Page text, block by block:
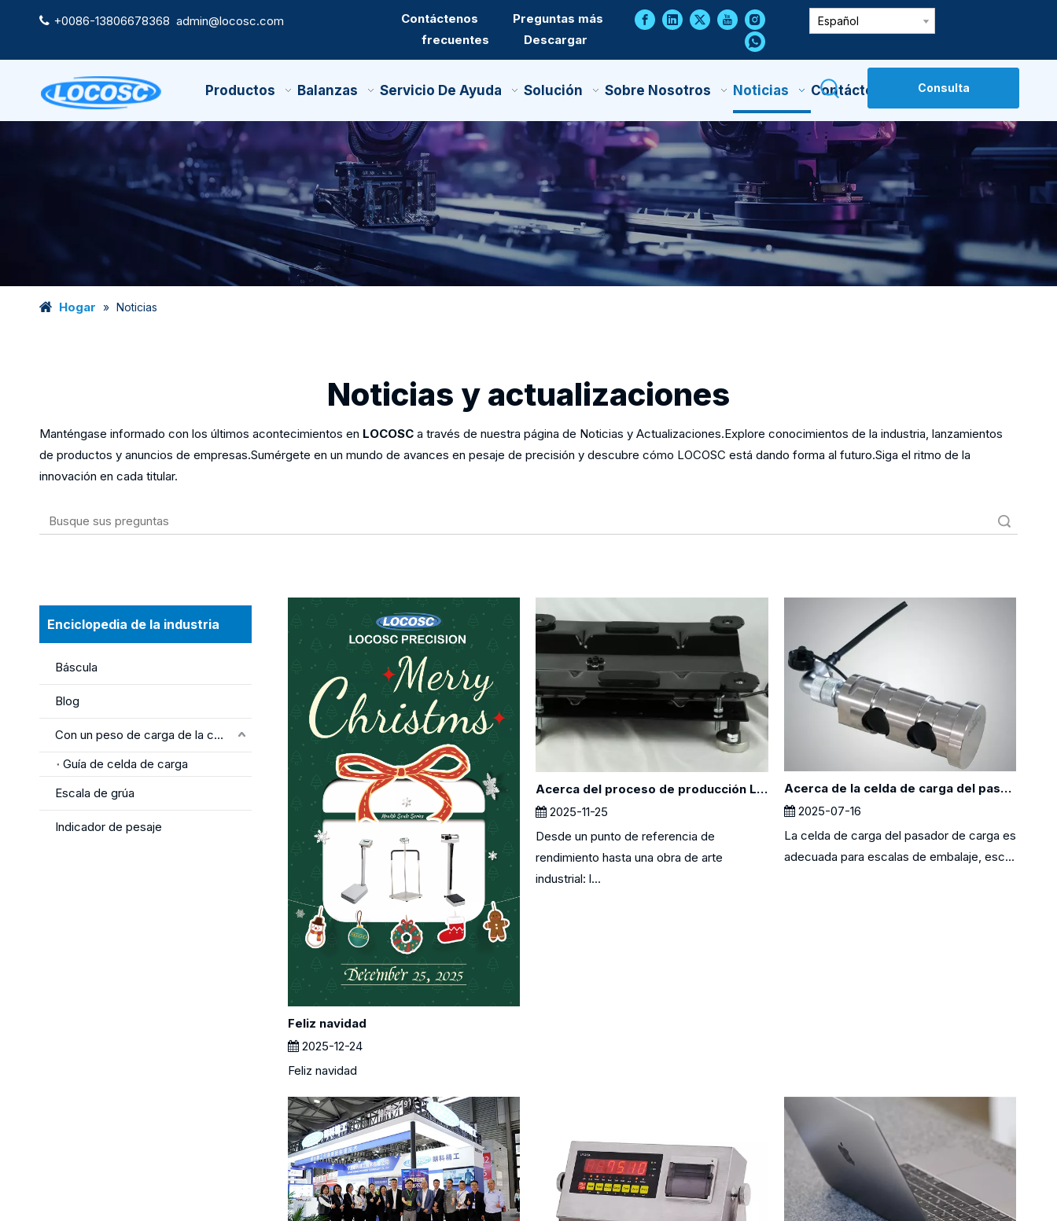
 +0086-13806678368 admin@locosc.com Contáctenos
Preguntas más
frecuentes
Descargar
Español
Productos Balanzas Servicio De Ayuda Solución Sobre Nosotros Noticias Contáctenos Consulta
Hogar » Noticias
Noticias y actualizaciones
Manténgase informado con los últimos acontecimientos en LOCOSC a través de nuestra página de Noticias y Actualizaciones.Explore conocimientos de la industria, lanzamientos
de productos y anuncios de empresas.Sumérgete en un mundo de avances en pesaje de precisión y descubre cómo LOCOSC está dando forma al futuro.Siga el ritmo de la
innovación en cada titular.
Enciclopedia de la industria
Báscula
Blog
Con un peso de carga de la célula
Guía de celda de carga
Escala de grúa
Indicador de pesaje
Feliz navidad
2025-12-24
Feliz navidad
Acerca del proceso de producción LOCOSC para básculas, células de carga e indicadores
2025-11-25
Desde un punto de referencia de
rendimiento hasta una obra de arte
industrial: l...
Acerca de la celda de carga del pasador de carga
2025-07-16
La celda de carga del pasador de carga es
adecuada para escalas de embalaje, esc...